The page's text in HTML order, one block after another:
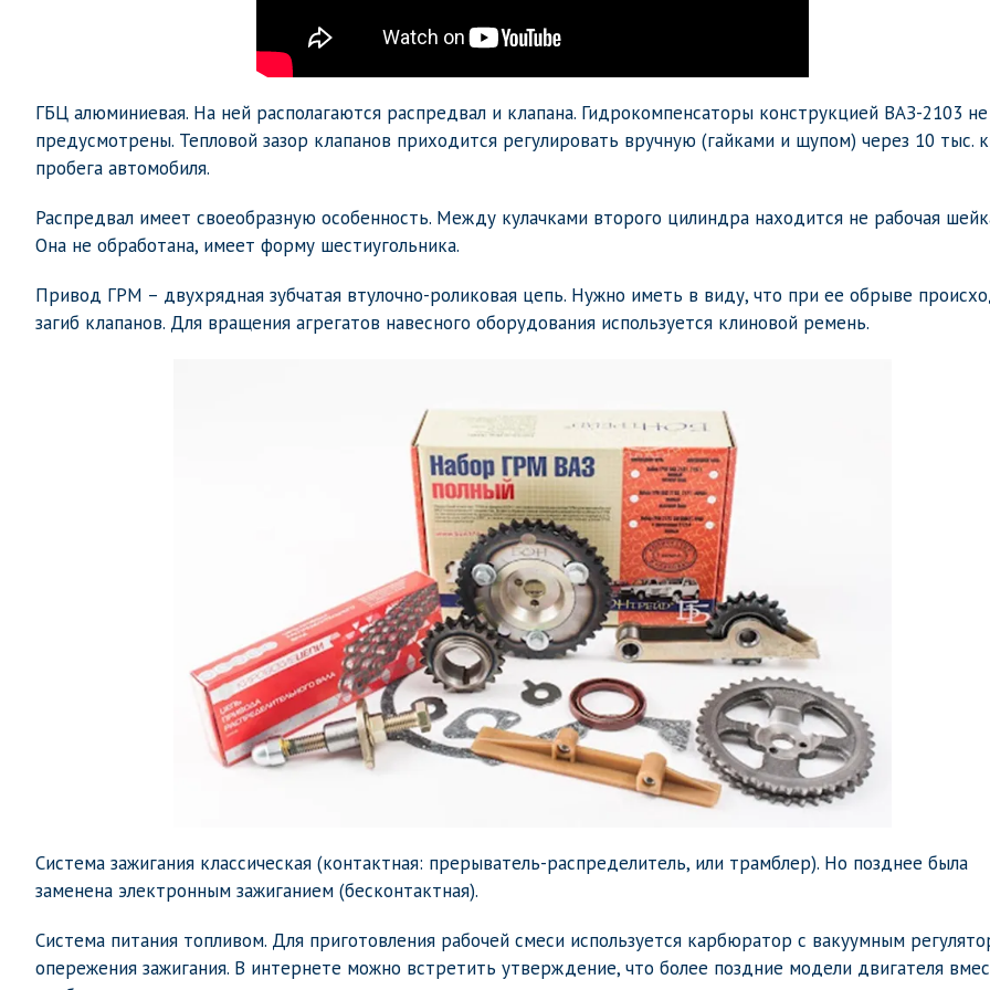
ГБЦ алюминиевая. На ней располагаются распредвал и клапана. Гидрокомпенсаторы конструкцией ВАЗ-2103 не
предусмотрены. Тепловой зазор клапанов приходится регулировать вручную (гайками и щупом) через 10 тыс.
пробега автомобиля.
Распредвал имеет своеобразную особенность. Между кулачками второго цилиндра находится не рабочая
Она не обработана, имеет форму шестиугольника.
Привод ГРМ – двухрядная зубчатая втулочно-роликовая цепь. Нужно иметь в виду, что при ее обрыве
загиб клапанов. Для вращения агрегатов навесного оборудования используется клиновой ремень.
Система зажигания классическая (контактная: прерыватель-распределитель, или трамблер). Но позднее была
заменена электронным зажиганием (бесконтактная).
Система питания топливом. Для приготовления рабочей смеси используется карбюратор с вакуумным
опережения зажигания. В интернете можно встретить утверждение, что более поздние модели двигателя